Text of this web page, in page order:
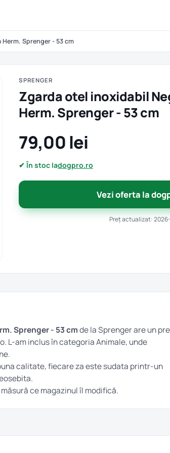
Sprenger - 53 cm
SPRENGER
Zgarda otel inoxidabil
Herm. Sprenger - 53 cm
79,00 lei
✔ În stoc ladogpro.ro
Vezi oferta la
Preț actualizat:
Sprenger - 53 cmde la Sprenger are un
L-am inclus în categoriaAnimale, unde
calitate, fiecare za este sudata printr-un
ce magazinul îl modifică.